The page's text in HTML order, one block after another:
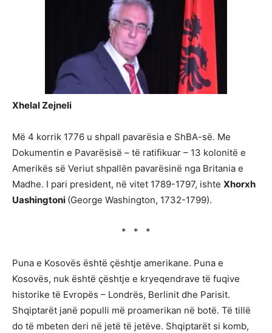
Xhelal Zejneli
Më 4 korrik 1776 u shpall pavarësia e ShBA-së. Me
Dokumentin e Pavarësisë – të ratifikuar – 13 kolonitë e
Amerikës së Veriut shpallën pavarësinë nga Britania e
Madhe. I pari president, në vitet 1789-1797, ishte Xhorxh
Uashingtoni (George Washington, 1732-1799).
* * *
Puna e Kosovës është çështje amerikane. Puna e
Kosovës, nuk është çështje e kryeqendrave të fuqive
historike të Evropës – Londrës, Berlinit dhe Parisit.
Shqiptarët janë populli më proamerikan në botë. Të tillë
do të mbeten deri në jetë të jetëve. Shqiptarët si komb,